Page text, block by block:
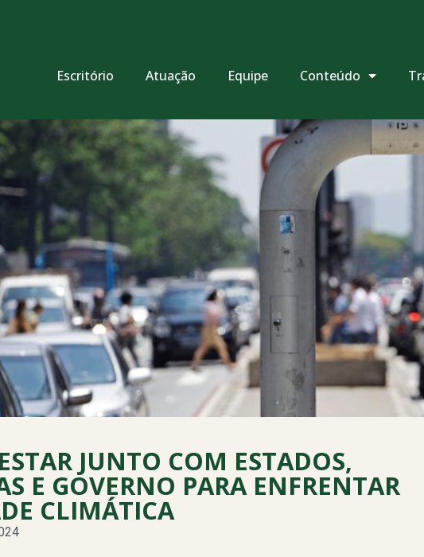
Escritório Atuação Equipe Conteúdo
JUNTO COM ESTADOS,
E GOVERNO PARA ENFRENTAR
CLIMÁTICA